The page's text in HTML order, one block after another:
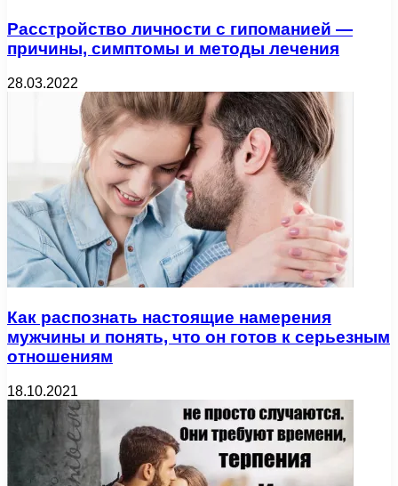
Расстройство личности с гипоманией —
причины, симптомы и методы лечения
28.03.2022
Как распознать настоящие намерения
мужчины и понять, что он готов к серьезным
отношениям
18.10.2021